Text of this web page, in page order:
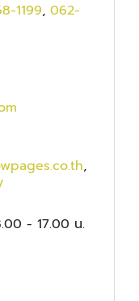
1199, 062-
,
- 17.00 น.